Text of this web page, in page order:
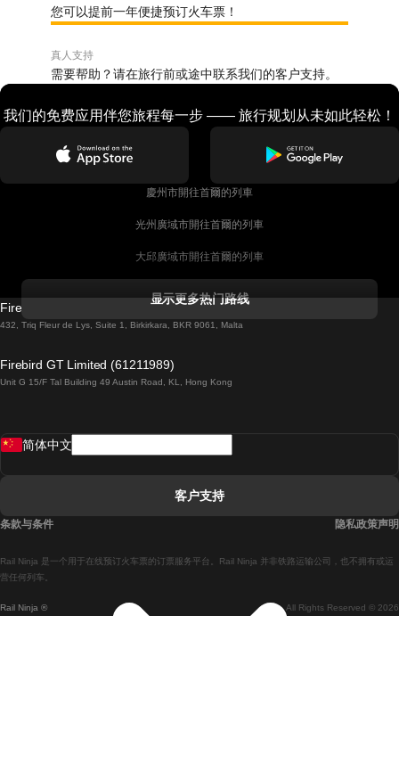
您可以提前一年便捷预订火车票！
真人支持
需要帮助？请在旅行前或途中联系我们的客户支持。
我们的免费应用伴您旅程每一步 —— 旅行规划从未如此轻松！
慶州市開往首爾的列車
光州廣域市開往首爾的列車
大邱廣域市開往首爾的列車
都柏林開往戈尔韦的列車
羅馬開往拿坡里的列車
馬德里開往巴塞罗那的列車
显示更多热门路线
Firebird GT Limited (OC 1451)
432, Triq Fleur de Lys, Suite 1, Birkirkara, BKR 9061, Malta
Firebird GT Limited (61211989)
Unit G 15/F Tal Building 49 Austin Road, KL, Hong Kong
Rail Ninja ® All Rights Reserved © 2026
Rail Ninja 是一个用于在线预订火车票的订票服务平台。Rail Ninja 并非铁路运输公司，也不拥有或运
营任何列车。
简体中文
客户支持
条款与条件 隐私政策声明